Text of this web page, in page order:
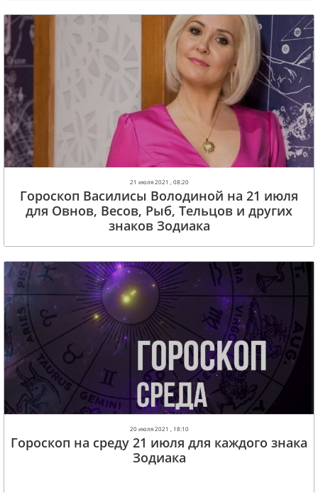
21 июля 2021 , 08:20
Гороскоп Василисы Володиной на 21 июля
для Овнов, Весов, Рыб, Тельцов и других
знаков Зодиака
20 июля 2021 , 18:10
Гороскоп на среду 21 июля для каждого знака
Зодиака